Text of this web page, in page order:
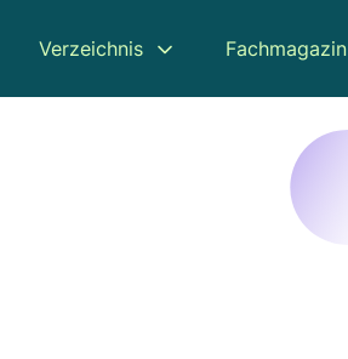
Verzeichnis Fachmagazin